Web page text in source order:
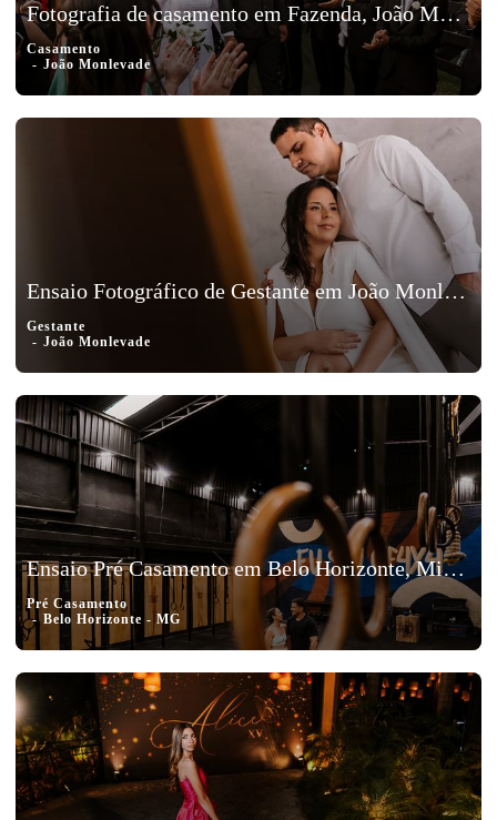
Fotografia de casamento em Fazenda, João Monlevade, MG - Ana e Leo
Casamento
João Monlevade
Ensaio Fotográfico de Gestante em João Monlevade, Minas Gerais – Elisa
Gestante
João Monlevade
Ensaio Pré Casamento em Belo Horizonte, Minas Gerais - Karol e Vinicius
Pré Casamento
Belo Horizonte - MG